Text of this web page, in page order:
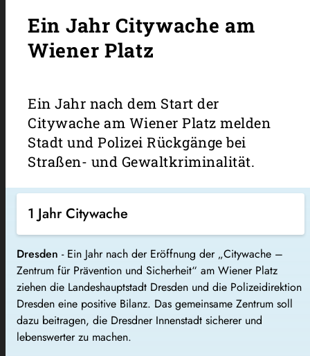
Ein Jahr Citywache am
Wiener Platz
Ein Jahr nach dem Start der
Citywache am Wiener Platz melden
Stadt und Polizei Rückgänge bei
Straßen- und Gewaltkriminalität.
1 Jahr Citywache
Dresden - Ein Jahr nach der Eröffnung der „Citywache –
Zentrum für Prävention und Sicherheit“ am Wiener Platz
ziehen die Landeshauptstadt Dresden und die Polizeidirektion
Dresden eine positive Bilanz. Das gemeinsame Zentrum soll
dazu beitragen, die Dresdner Innenstadt sicherer und
lebenswerter zu machen.